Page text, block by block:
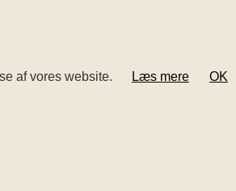
af vores website. Læs mere
OK